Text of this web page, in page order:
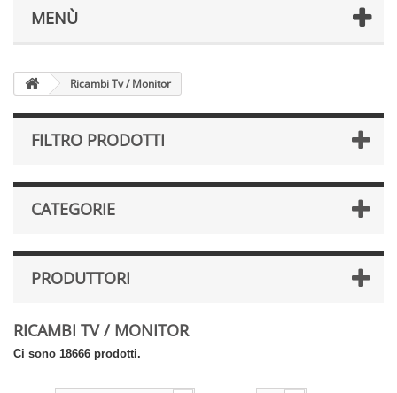
MENÙ
Ricambi Tv / Monitor
FILTRO PRODOTTI
CATEGORIE
PRODUTTORI
RICAMBI TV / MONITOR
Ci sono 18666 prodotti.